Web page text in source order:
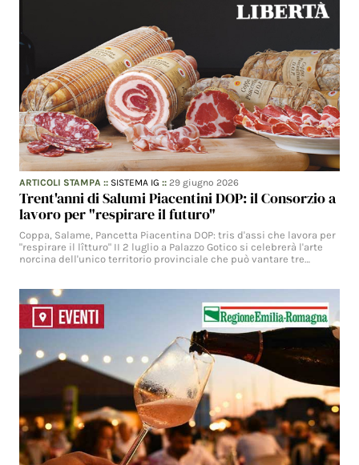
ARTICOLI STAMPA :: SISTEMA IG ::29 giugno 2026
Trent'anni di Salumi Piacentini DOP: il Consorzio a
lavoro per "respirare il futuro"
Coppa, Salame, Pancetta Piacentina DOP: tris d'assi che lavora per
"respirare il lîtturo" II 2 luglio a Palazzo Gotico si celebrerà l'arte
norcina dell'unico territorio provinciale che può vantare tre…